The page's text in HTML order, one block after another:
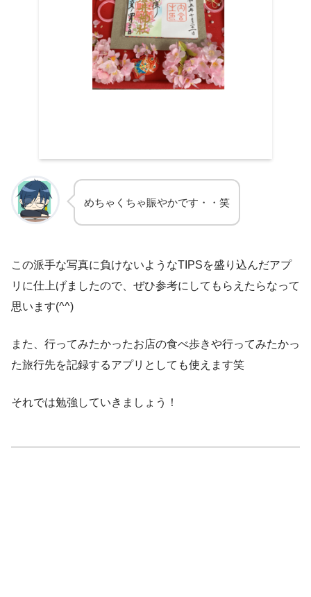
めちゃくちゃ賑やかです・・笑
この派手な写真に負けないようなTIPSを盛り込んだアプ
リに仕上げましたので、ぜひ参考にしてもらえたらなって
思います(^^)
また、行ってみたかったお店の食べ歩きや行ってみたかっ
た旅行先を記録するアプリとしても使えます笑
それでは勉強していきましょう！